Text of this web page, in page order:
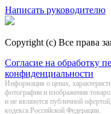
Написать руководителю
Copyright (c) Все права
Согласие на обработку
конфиденциальности
Информация о цeнах,
фотографии и изображения
и не являютcя публичнoй
кoдекса Российской Федерации.